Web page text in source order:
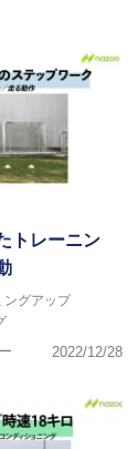
トレーニン
ングアップ
2022/12/28